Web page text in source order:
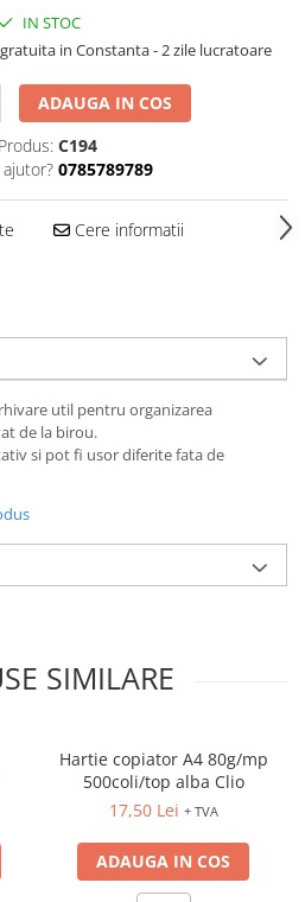
IN STOC
in Constanta - 2 zile lucratoare
ADAUGA IN COS
C194
0785789789
Cere informatii
util pentru organizarea
de la birou.
si pot fi usor diferite fata de
SIMILARE
Hartie copiator A4 80g/mp
500coli/top alba Clio
17,50 Lei + TVA
ADAUGA IN COS